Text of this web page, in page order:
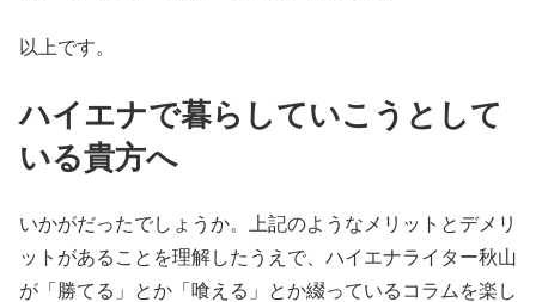
以上です。
ハイエナで暮らしていこうとして
いる貴方へ
いかがだったでしょうか。上記のようなメリットとデメリ
ットがあることを理解したうえで、ハイエナライター秋山
が「勝てる」とか「喰える」とか綴っているコラムを楽し